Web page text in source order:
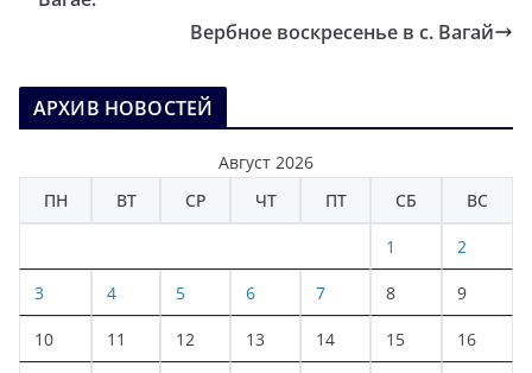
Вербное воскресенье в с. Вагай
АРХИВ НОВОСТЕЙ
Август 2026
ПН
ВТ СР ЧТ ПТ СБ ВС
1 2
3 4 5 6 7 8 9
10 11 12 13 14 15 16